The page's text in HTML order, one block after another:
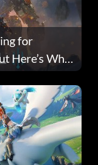
for
Here’s Why